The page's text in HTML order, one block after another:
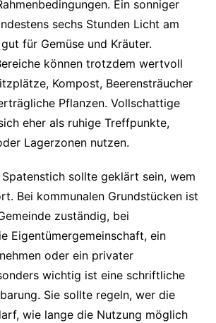
Ein sonniger
sechs Stunden Licht am
für Gemüse und Kräuter.
können trotzdem wertvoll
Kompost, Beerensträucher
Pflanzen. Vollschattige
eher als ruhige Treffpunkte,
Lagerzonen nutzen.
sollte geklärt sein, wem
Bei kommunalen Grundstücken ist
zuständig, bei
Eigentümergemeinschaft, ein
oder ein privater
wichtig ist eine schriftliche
Sie sollte regeln, wer die
wie lange die Nutzung möglich